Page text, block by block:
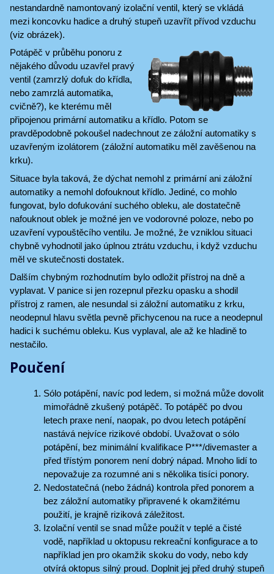
nestandardně namontovaný izolační ventil, který se vkládá
mezi koncovku hadice a druhý stupeň uzavřít přívod vzduchu
(viz obrázek).
Potápěč v průběhu ponoru z
nějakého důvodu uzavřel pravý
ventil (zamrzlý dofuk do křídla,
nebo zamrzlá automatika,
cvičně?), ke kterému měl
připojenou primární automatiku a křídlo. Potom se
pravděpodobně pokoušel nadechnout ze záložní automatiky s
uzavřeným izolátorem (záložní automatiku měl zavěšenou na
krku).
Situace byla taková, že dýchat nemohl z primární ani záložní
automatiky a nemohl dofouknout křídlo. Jediné, co mohlo
fungovat, bylo dofukování suchého obleku, ale dostatečně
nafouknout oblek je možné jen ve vodorovné poloze, nebo po
uzavření vypouštěcího ventilu. Je možné, že vzniklou situaci
chybně vyhodnotil jako úplnou ztrátu vzduchu, i když vzduchu
měl ve skutečnosti dostatek.
Dalším chybným rozhodnutím bylo odložit přístroj na dně a
vyplavat. V panice si jen rozepnul přezku opasku a shodil
přístroj z ramen, ale nesundal si záložní automatiku z krku,
neodepnul hlavu světla pevně přichycenou na ruce a neodepnul
hadici k suchému obleku. Kus vyplaval, ale až ke hladině to
nestačilo.
Poučení
Sólo potápění, navíc pod ledem, si možná může dovolit
mimořádně zkušený potápěč. To potápěč po dvou
letech praxe není, naopak, po dvou letech potápění
nastává nejvíce rizikové období. Uvažovat o sólo
potápění, bez minimální kvalifikace P***/divemaster a
před třístým ponorem není dobrý nápad. Mnoho lidí to
nepovažuje za rozumné ani s několika tisíci ponory.
Nedostatečná (nebo žádná) kontrola před ponorem a
bez záložní automatiky připravené k okamžitému
použití, je krajně riziková záležitost.
Izolační ventil se snad může použít v teplé a čisté
vodě, například u oktopusu rekreační konfigurace a to
například jen pro okamžik skoku do vody, nebo kdy
otvírá oktopus silný proud. Doplnit jej před druhý stupeň